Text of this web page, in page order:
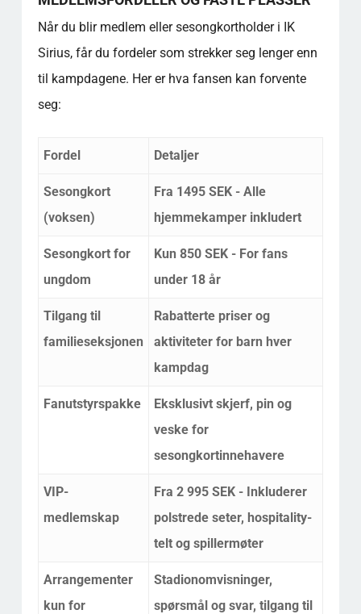
Når du blir medlem eller sesongkortholder i IK
Sirius, får du fordeler som strekker seg lenger enn
til kampdagene. Her er hva fansen kan forvente
seg:
Fordel Detaljer
Sesongkort
(voksen)
Fra 1495 SEK - Alle
hjemmekamper inkludert
Sesongkort for
ungdom
Kun 850 SEK - For fans
under 18 år
Tilgang til
familieseksjonen
Rabatterte priser og
aktiviteter for barn hver
kampdag
Fanutstyrspakke
Eksklusivt skjerf, pin og
veske for
sesongkortinnehavere
VIP-
medlemskap
Fra 2 995 SEK - Inkluderer
polstrede seter, hospitality-
telt og spillermøter
Arrangementer
kun for
Stadionomvisninger,
spørsmål og svar, tilgang til